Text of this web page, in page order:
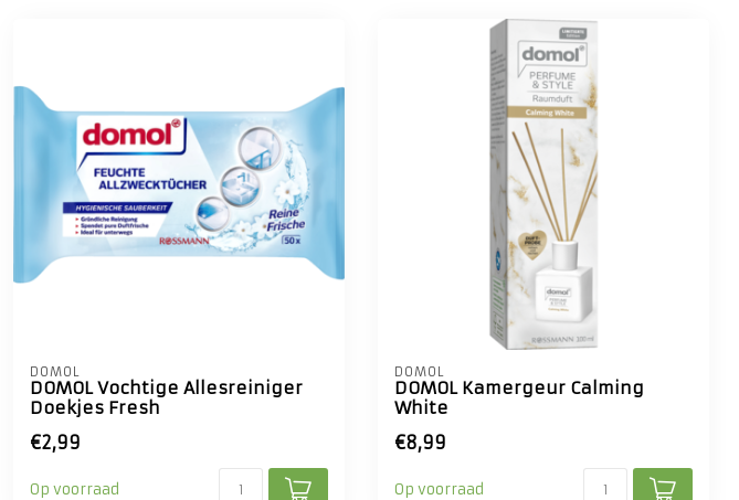
DOMOL
DOMOL Vochtige Allesreiniger
Doekjes Fresh
€2,99
Op voorraad
DOMOL
DOMOL Kamergeur Calming
White
€8,99
Op voorraad